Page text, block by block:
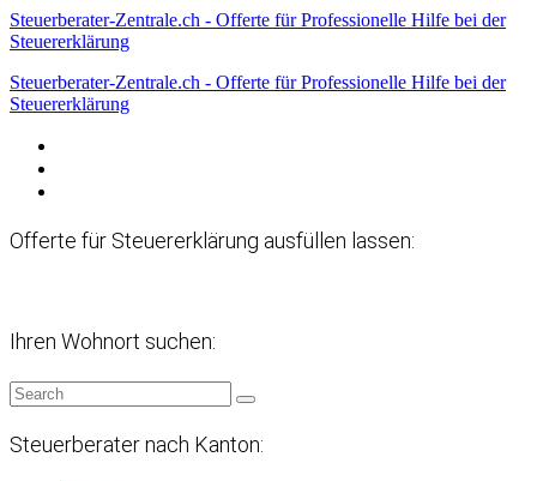
Steuerberater-Zentrale.ch - Offerte für Professionelle Hilfe bei der
Steuererklärung
Steuerberater-Zentrale.ch - Offerte für Professionelle Hilfe bei der
Steuererklärung
Offerte für Steuererklärung ausfüllen lassen:
Ihren Wohnort suchen:
Steuerberater nach Kanton: